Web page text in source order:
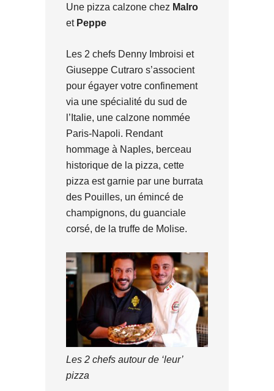
Une pizza calzone chez Malro
et Peppe
Les 2 chefs Denny Imbroisi et
Giuseppe Cutraro s’associent
pour égayer votre confinement
via une spécialité du sud de
l’Italie, une calzone nommée
Paris-Napoli. Rendant
hommage à Naples, berceau
historique de la pizza, cette
pizza est garnie par une burrata
des Pouilles, un émincé de
champignons, du guanciale
corsé, de la truffe de Molise.
Les 2 chefs autour de ‘leur’
pizza